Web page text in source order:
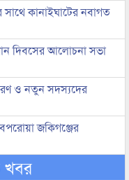
কানাইঘাটের নবাগত
দিবসের আলোচনা সভা
ও নতুন সদস্যদের
জকিগঞ্জের
খবর